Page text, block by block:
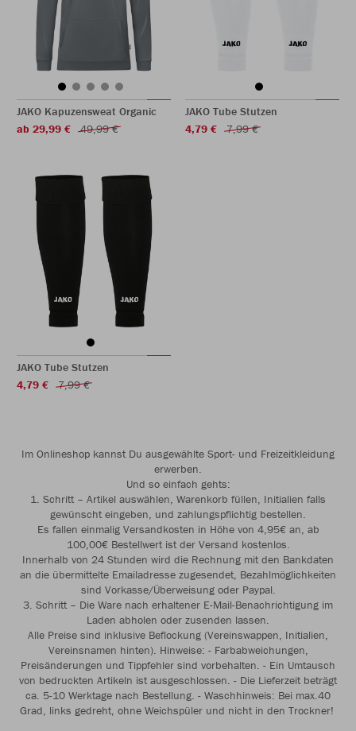
JAKO Kapuzensweat Organic
ab 29,99 €
49,99 €
JAKO Tube Stutzen
4,79 €
7,99 €
JAKO Tube Stutzen
4,79 €
7,99 €
Im Onlineshop kannst Du ausgewählte Sport- und Freizeitkleidung
erwerben.
Und so einfach gehts:
1. Schritt – Artikel auswählen, Warenkorb füllen, Initialien falls
gewünscht eingeben, und zahlungspflichtig bestellen.
Es fallen einmalig Versandkosten in Höhe von 4,95€ an, ab
100,00€ Bestellwert ist der Versand kostenlos.
Innerhalb von 24 Stunden wird die Rechnung mit den Bankdaten
an die übermittelte Emailadresse zugesendet, Bezahlmöglichkeiten
sind Vorkasse/Überweisung oder Paypal.
3. Schritt – Die Ware nach erhaltener E-Mail-Benachrichtigung im
Laden abholen oder zusenden lassen.
Alle Preise sind inklusive Beflockung (Vereinswappen, Initialien,
Vereinsnamen hinten). Hinweise: - Farbabweichungen,
Preisänderungen und Tippfehler sind vorbehalten. - Ein Umtausch
von bedruckten Artikeln ist ausgeschlossen. - Die Lieferzeit beträgt
ca. 5-10 Werktage nach Bestellung. - Waschhinweis: Bei max.40
Grad, links gedreht, ohne Weichspüler und nicht in den Trockner!